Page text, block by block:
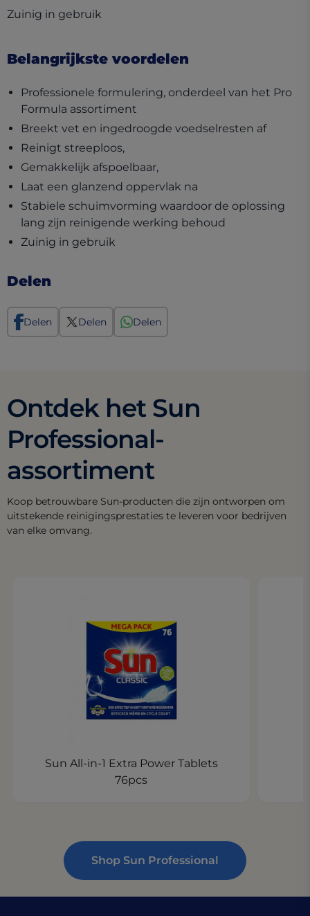
Zuinig in gebruik
Belangrijkste voordelen
Professionele formulering, onderdeel van het Pro
Formula assortiment
Breekt vet en ingedroogde voedselresten af
Reinigt streeploos,
Gemakkelijk afspoelbaar,
Laat een glanzend oppervlak na
Stabiele schuimvorming waardoor de oplossing
lang zijn reinigende werking behoud
Zuinig in gebruik
Delen
Delen Delen Delen
Ontdek het Sun
Professional-
assortiment
Koop betrouwbare Sun-producten die zijn ontworpen om
uitstekende reinigingsprestaties te leveren voor bedrijven
van elke omvang.
Sun All-in-1 Extra Power Tablets
76pcs
Shop Sun Professional